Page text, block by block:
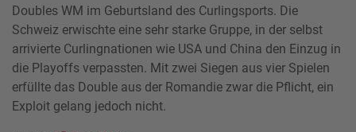
Doubles WM im Geburtsland des Curlingsports. Die
Schweiz erwischte eine sehr starke Gruppe, in der selbst
arrivierte Curlingnationen wie USA und China den Einzug in
die Playoffs verpassten. Mit zwei Siegen aus vier Spielen
erfüllte das Double aus der Romandie zwar die Pflicht, ein
Exploit gelang jedoch nicht.